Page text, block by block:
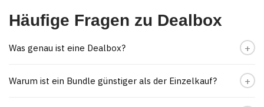
Häufige Fragen zu Dealbox
Was genau ist eine Dealbox?
Warum ist ein Bundle günstiger als der Einzelkauf?